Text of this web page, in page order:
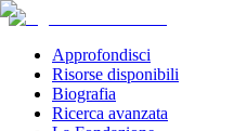
Approfondisci
Risorse disponibili
Biografia
Ricerca avanzata